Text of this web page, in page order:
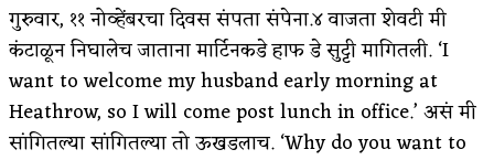
गुरुवार, ११ नोव्हेंबरचा दिवस संपता संपेना.४ वाजता शेवटी मी
कंटाळून निघालेच जाताना मार्टिनकडे हाफ डे सुट्टी मागितली. ‘I
want to welcome my husband early morning at
Heathrow, so I will come post lunch in office.’ असं मी
सांगितल्या सांगितल्या तो ऊखडलाच. ‘Why do you want to